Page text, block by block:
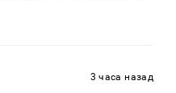
3 часа назад